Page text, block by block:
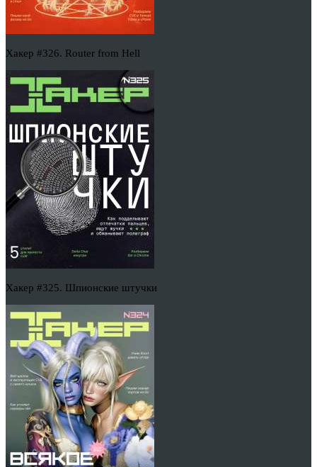
Хакер #326. Router from Hell
Хакер #325. Шпионские штучки